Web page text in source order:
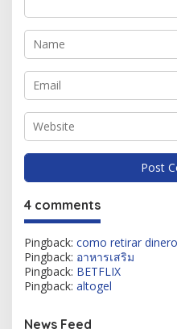
4 comments
Pingback: como retirar
Pingback: อาหารเสริม
Pingback: BETFLIX
Pingback: altogel
News Feed